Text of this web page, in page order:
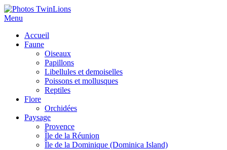
Menu
Accueil
Faune
Oiseaux
Papillons
Libellules et demoiselles
Poissons et mollusques
Reptiles
Flore
Orchidées
Paysage
Provence
Île de la Réunion
Île de la Dominique (Dominica Island)